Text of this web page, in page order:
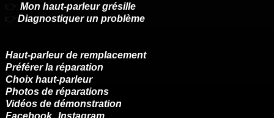
👉 Mon haut-parleur grésille
👉 Diagnostiquer un problème
Haut-parleur de remplacement
Préférer la réparation
Choix haut-parleur
Photos de réparations
Vidéos de démonstration
Facebook Instagram